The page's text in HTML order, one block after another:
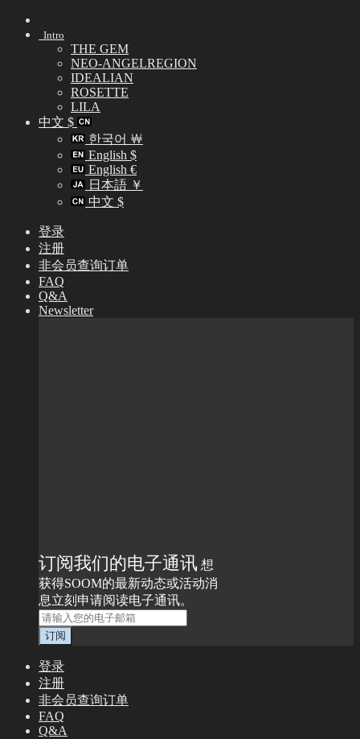
Skip
Intro
THE GEM
NEO-ANGELREGION
IDEALIAN
ROSETTE
LILA
中文 $
한국어 ￦
English $
English €
日本語 ￥
中文 $
登录
注册
非会员查询订单
FAQ
Q&A
Newsletter
订阅我们的电子通讯 想
获得SOOM的最新动态或活动消
息立刻申请阅读电子通讯。
登录
注册
非会员查询订单
FAQ
Q&A